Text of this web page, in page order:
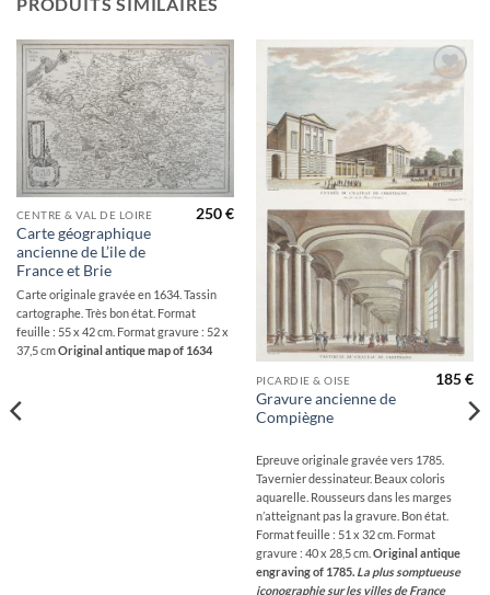
Ajouter
à la
wishlist
CENTRE & VAL DE LOIRE
Carte géographique
ancienne de L’ile de
France et Brie
250€
Carte originale gravée en 1634. Tassin
cartographe. Très bon état. Format
feuille : 55 x 42 cm. Format gravure : 52 x
37,5 cmOriginal antique map of 1634
Ajouter
à la
wishlist
PICARDIE & OISE
Gravure ancienne de
Compiègne
185€
Epreuve originale gravée vers 1785.
Tavernier dessinateur. Beaux coloris
aquarelle. Rousseurs dans les marges
n’atteignant pas la gravure. Bon état.
Format feuille : 51 x 32 cm. Format
gravure : 40 x 28,5 cm. Original antique
engraving of 1785. La plus somptueuse
iconographie sur les villes de France